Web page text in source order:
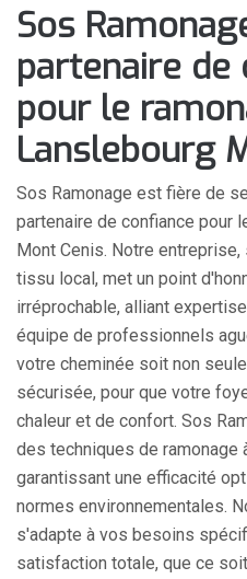
Sos
partenaire de
pour le
Lanslebourg
Sos Ramonage est fière de
partenaire de confiance pour
Mont Cenis. Notre
tissu local, met un point
irréprochable, alliant
équipe de professionnels
votre cheminée soit non
sécurisée, pour que votre
chaleur et de confort. Sos
des techniques de ramonage
garantissant une efficacité
normes environnementales.
s'adapte à vos besoins
satisfaction totale, que ce